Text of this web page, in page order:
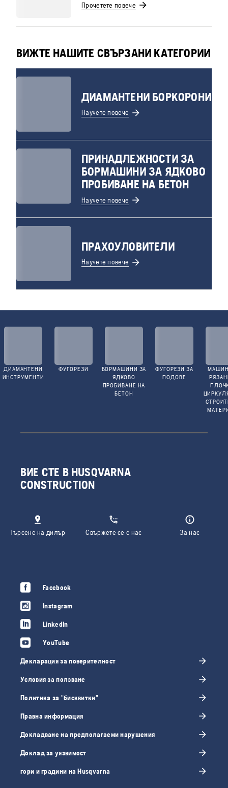
Прочетете повече
ВИЖТЕ НАШИТЕ СВЪРЗАНИ КАТЕГОРИИ
ДИАМАНТЕНИ БОРКОРОНИ
Научете повече
ПРИНАДЛЕЖНОСТИ ЗА
БОРМАШИНИ ЗА ЯДКОВО
ПРОБИВАНЕ НА БЕТОН
Научете повече
ПРАХОУЛОВИТЕЛИ
Научете повече
ДИАМАНТЕНИ
ИНСТРУМЕНТИ
ФУГОРЕЗИ
БОРМАШИНИ ЗА
ЯДКОВО
ПРОБИВАНЕ НА
БЕТОН
ФУГОРЕЗИ ЗА
ПОДОВЕ
ВИЕ СТЕ В HUSQVARNA
CONSTRUCTION
Търсене на дилър Свържете се с нас За нас
Facebook
Instagram
LinkedIn
YouTube
Декларация за поверителност
Условия за ползване
Политика за "бисквитки"
Правна информация
Докладване на предполагаеми нарушения
Доклад за уязвимост
гори и градини на Husqvarna